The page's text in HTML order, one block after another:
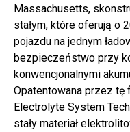
Massachusetts,
stałym, które oferują o
pojazdu na jednym
bezpieczeństwo przy
konwencjonalnymi
Opatentowana przez tę
Electrolyte System
stały materiał